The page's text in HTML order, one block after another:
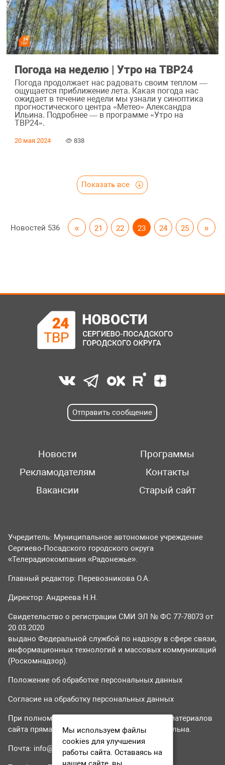
Погода на неделю | Утро на ТВР24
Погода продолжает нас радовать своим теплом —
ощущается приближение лета. Какая погода нас
ожидает в течение недели мы узнали у синоптика
прогностического центра «Метео» Александра
Ильина. Подробнее — в программе «Утро на
ТВР24».
20 мая 2024 838
Показать все
Новостей 536 « 21 22 23 24 25 »
Отправить сообщение
Новости
Программы
Рекламодателям
Контакты
Вакансии
Старый сайт
Учредитель: Муниципальное автономное учреждение
Сергиево-Посадского городского округа
«Телерадиокомпания «Радонежье».
Главный редактор: Перевозникова О.А.
Директор: Андреева Н.Н.
Свидетельство о регистрации СМИ ЭЛ № ФС 77-78073 от
20.03.2020
выдано Федеральной службой по надзору в сфере связи,
информационных технологий и массовых коммуникаций
(Роскомнадзор).
Положение об обработке персональных данных
Согласие на обработку персональных данных
При полном или частичном использовании материалов
сайта прямая гиперссылка на tvr24.tv обязательна.
Почта: info@tvr24.tv
Мы используем файлы
cookies для улучшения
работы сайта. Оставаясь на